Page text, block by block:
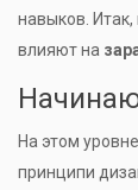
навыков.
влияют на
На этом
принципи